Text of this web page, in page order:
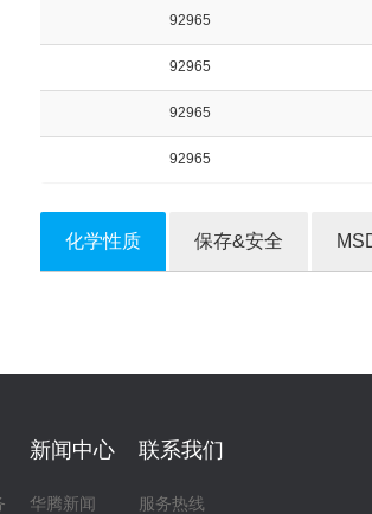
收藏产品
92965
92965
92965
92965
化学性质 保存&安全
新闻中心
华腾新闻
联系我们
服务热线